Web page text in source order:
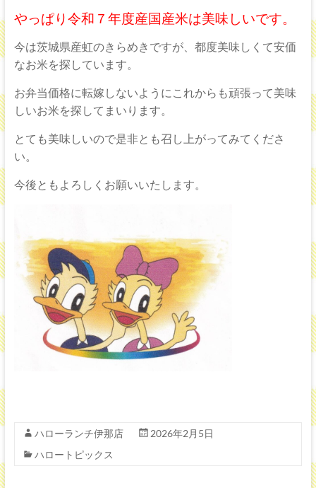
の
ハ
ロ
ー
ラ
ン
チ
伊
店
「ま
ー」
野
やっぱり令和７年度産国産米は美味しいです。
今は茨城県産虹のきらめきですが、都度美味しくて安価
なお米を探しています。
お弁当価格に転嫁しないようにこれからも頑張って美味
しいお米を探してまいります。
とても美味しいので是非とも召し上がってみてくださ
い。
今後ともよろしくお願いいたします。
ハローランチ伊那店
2026年2月5日
ハロートピックス